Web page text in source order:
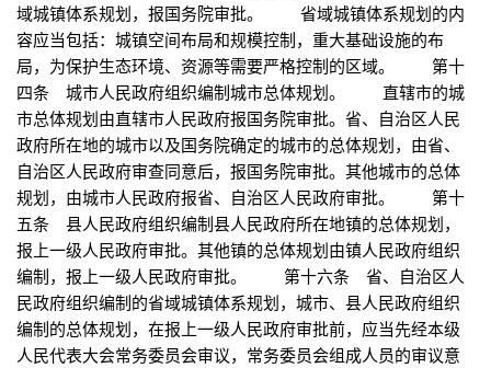
域城镇体系规划，报国务院审批。 省域城镇体系规划的内
容应当包括：城镇空间布局和规模控制，重大基础设施的布
局，为保护生态环境、资源等需要严格控制的区域。 第十
四条 城市人民政府组织编制城市总体规划。 直辖市的城
市总体规划由直辖市人民政府报国务院审批。省、自治区人民
政府所在地的城市以及国务院确定的城市的总体规划，由省、
自治区人民政府审查同意后，报国务院审批。其他城市的总体
规划，由城市人民政府报省、自治区人民政府审批。 第十
五条 县人民政府组织编制县人民政府所在地镇的总体规划，
报上一级人民政府审批。其他镇的总体规划由镇人民政府组织
编制，报上一级人民政府审批。 第十六条 省、自治区人
民政府组织编制的省域城镇体系规划，城市、县人民政府组织
编制的总体规划，在报上一级人民政府审批前，应当先经本级
人民代表大会常务委员会审议，常务委员会组成人员的审议意